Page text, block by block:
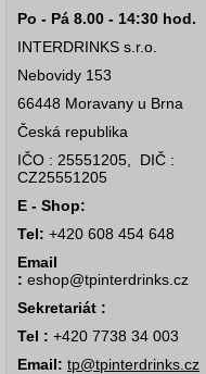
Po - Pá 8.00 - 14:30 hod.
INTERDRINKS s.r.o.
Nebovidy 153
66448 Moravany u Brna
Česká republika
IČO : 25551205, DIČ :
CZ25551205
E - Shop:
Tel: +420 608 454 648
Email
: eshop@tpinterdrinks.cz
Sekretariát :
Tel : +420 7738 34 003
Email: tp@tpinterdrinks.cz